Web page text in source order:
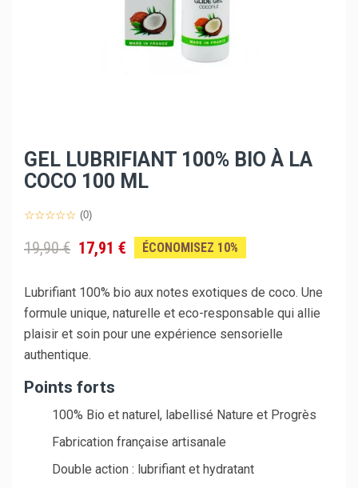
GEL LUBRIFIANT 100% BIO À LA
COCO 100 ML
(0)
19,90 € 17,91 € ÉCONOMISEZ 10%
Lubrifiant 100% bio aux notes exotiques de coco. Une
formule unique, naturelle et eco-responsable qui allie
plaisir et soin pour une expérience sensorielle
authentique.
Points forts
100% Bio et naturel, labellisé Nature et Progrès
Fabrication française artisanale
Double action : lubrifiant et hydratant